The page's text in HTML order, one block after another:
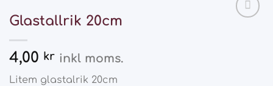
Glastallrik 20cm
4,00 kr inkl moms.
Litem glastalrik 20cm